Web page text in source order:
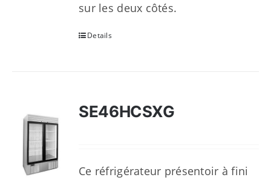
sur les deux côtés.
Details
SE46HCSXG
Ce réfrigérateur présentoir à fini